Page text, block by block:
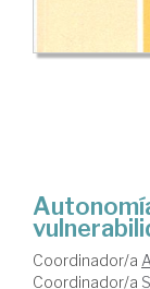
Coordinador/a
Coordinador/a